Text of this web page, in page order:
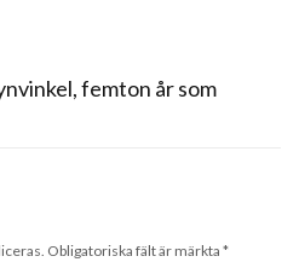
femton år som
Obligatoriska fält är märkta *